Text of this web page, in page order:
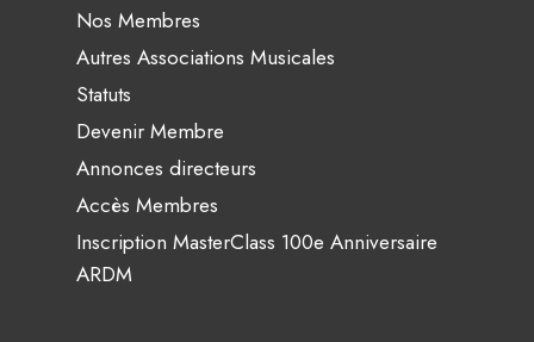
Nos Membres
Autres Associations Musicales
Statuts
Devenir Membre
Annonces directeurs
Accès Membres
Inscription MasterClass 100e Anniversaire
ARDM